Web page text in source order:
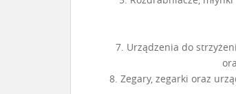
7. Urządzenia do
8. Zegary, zegarki oraz